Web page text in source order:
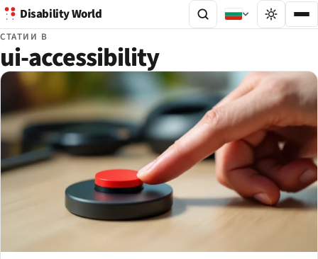
Disability World
СТАТИИ В
ui-accessibility